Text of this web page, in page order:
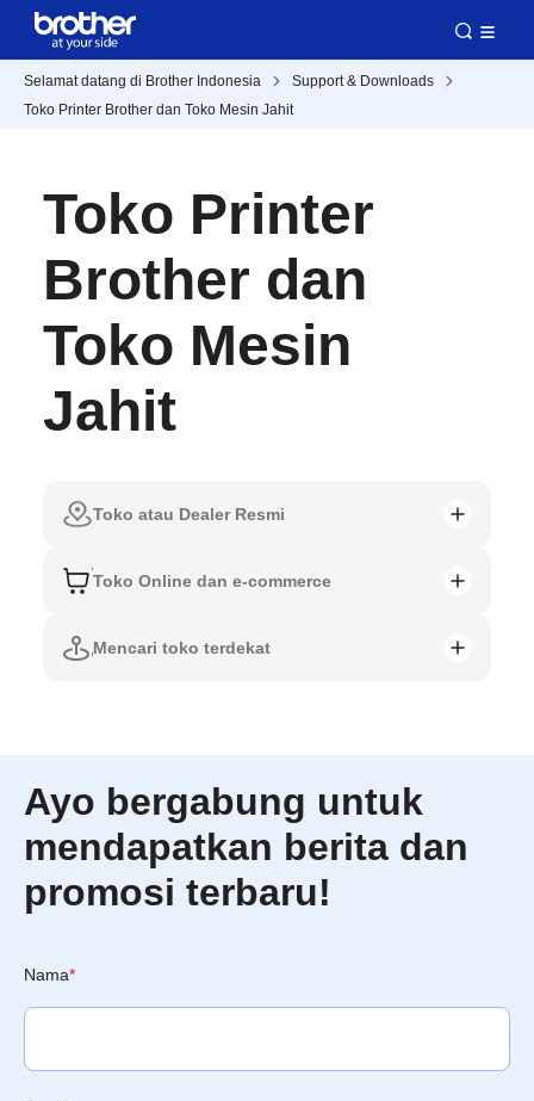
Selamat datang di Brother Indonesia
Support & Downloads
Toko Printer Brother dan Toko Mesin Jahit
Toko Printer
Brother dan
Toko Mesin
Jahit
Toko atau Dealer Resmi
Toko Online dan e-commerce
Mencari toko terdekat
Ayo bergabung untuk
mendapatkan berita dan
promosi terbaru!
Nama*